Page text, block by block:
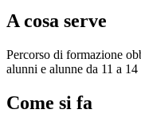
A cosa serve
Percorso di formazione
alunni e alunne da 11 a 14
Come si fa